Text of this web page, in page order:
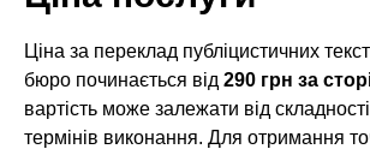
Ціна за переклад публіцистичних
бюро починається від 290 грн за
вартість може залежати від
термінів виконання. Для отримання